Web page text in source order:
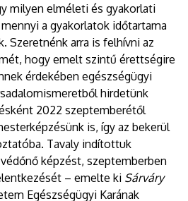
milyen elméleti és gyakorlati
a gyakorlatok időtartama
Szeretnénk arra is felhívni az
hogy emelt szintű érettségire
érdekében egészségügyi
hirdetünk
2022 szeptemberétől
is, így az bekerül
Tavaly indítottuk
képzést, szeptemberben
– emelte ki Sárváry
Egészségügyi Karának